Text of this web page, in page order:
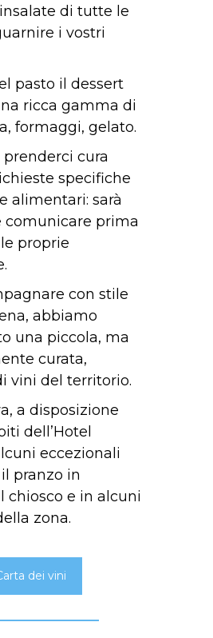
di tutte le
i vostri
pasto il dessert
ricca gamma di
formaggi, gelato.
cura
specifiche
alimentari: sarà
comunicare prima
proprie
con stile
abbiamo
una piccola, ma
curata,
vini del territorio.
a disposizione
dell’Hotel
eccezionali
pranzo in
chiosco e in alcuni
zona.
dei vini